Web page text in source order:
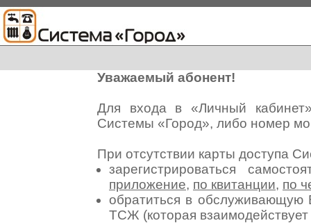
Уважаемый абонент!
Для входа в «Личный
Системы «Город», либо номер
При отсутствии карты доступа
зарегистрироваться
приложение, по квитанции, по
обратиться в
ТСЖ (которая